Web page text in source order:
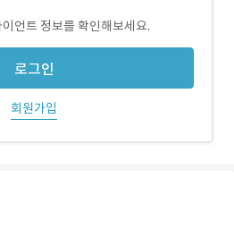
언트 정보를 확인해보세요.
로그인
회원가입